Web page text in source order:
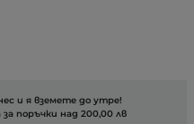
и я вземете до утре!
поръчки над 200,00 лв